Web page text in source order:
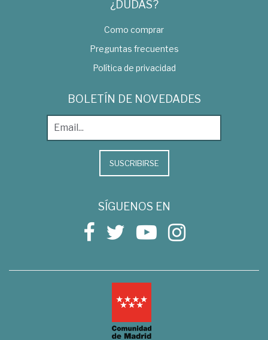
¿DUDAS?
Como comprar
Preguntas frecuentes
Política de privacidad
BOLETÍN DE NOVEDADES
SUSCRIBIRSE
SÍGUENOS EN